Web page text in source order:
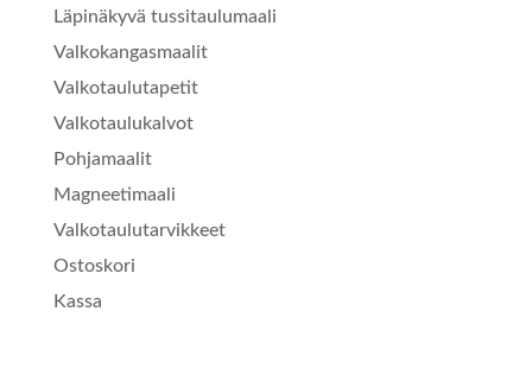
Läpinäkyvä tussitaulumaali
Valkokangasmaalit
Valkotaulutapetit
Valkotaulukalvot
Pohjamaalit
Magneetimaali
Valkotaulutarvikkeet
Ostoskori
Kassa